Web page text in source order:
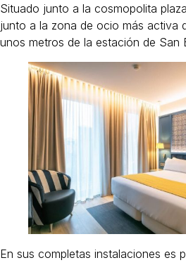
Situado junto a la cosmopolita
junto a la zona de ocio más activa
unos metros de la estación de San
En sus completas instalaciones es